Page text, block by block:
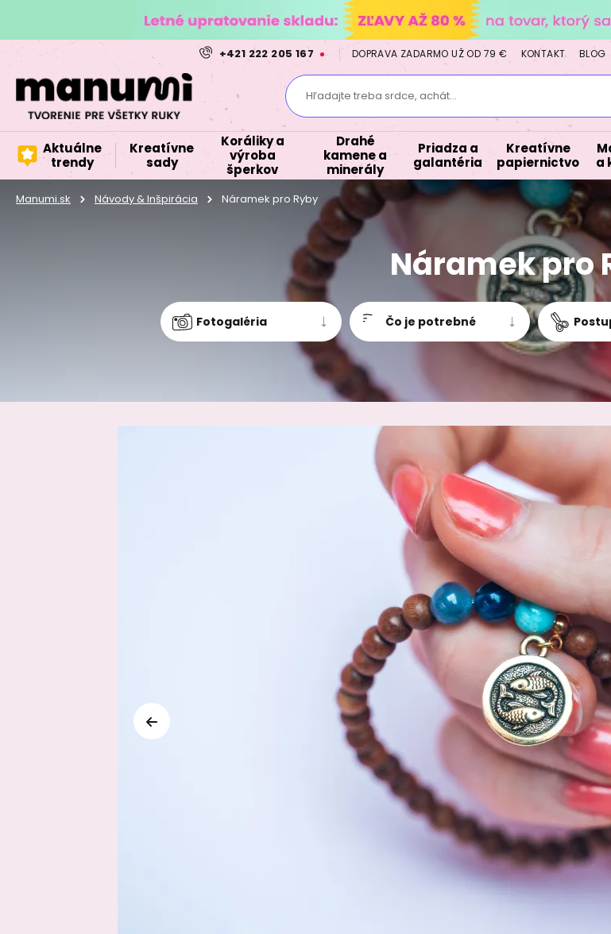
+421 222 205 167 DOPRAVA ZADARMO UŽ OD 79 € KONTAKT BLOG
Hľadajte treba srdce, achát...
Aktuálne
trendy
Kreatívne
sady
Koráliky a
výroba
šperkov
Drahé
kamene a
minerály
Priadza a
galantéria
Kreatívne
papiernictvo
a
Manumi.sk Návody & Inšpirácia Náramek pro Ryby
Náramek pro
Fotogaléria Čo je potrebné